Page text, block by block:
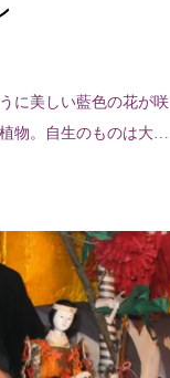
に美しい藍色の花が咲
物。自生のものは大変